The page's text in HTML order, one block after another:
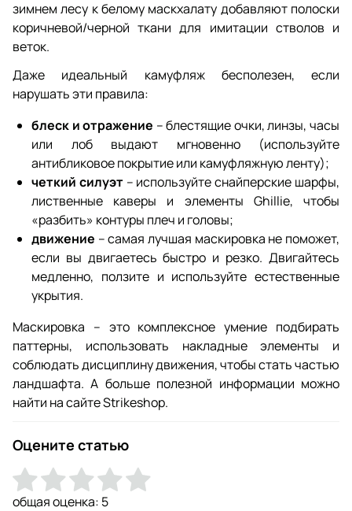
зимнем лесу к белому маскхалату добавляют полоски
коричневой/черной ткани для имитации стволов и
веток.
Даже идеальный камуфляж бесполезен, если
нарушать эти правила:
блеск и отражение – блестящие очки, линзы, часы
или лоб выдают мгновенно (используйте
антибликовое покрытие или камуфляжную ленту);
четкий силуэт– используйте снайперские шарфы,
лиственные каверы и элементы Ghillie, чтобы
«разбить» контуры плеч и головы;
движение – самая лучшая маскировка не поможет,
если вы двигаетесь быстро и резко. Двигайтесь
медленно, ползите и используйте естественные
укрытия.
Маскировка – это комплексное умение подбирать
паттерны, использовать накладные элементы и
соблюдать дисциплину движения, чтобы стать частью
ландшафта. А больше полезной информации можно
найти на сайте Strikeshop.
Оцените статью
общая оценка: 5